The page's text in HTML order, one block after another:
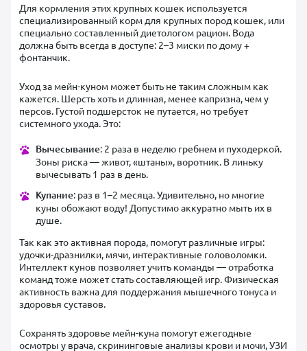
Для кормления этих крупных кошек используется
специализированный корм для крупных пород кошек, или
специально составленный диетологом рацион. Вода
должна быть всегда в доступе: 2–3 миски по дому +
фонтанчик.
Уход за мейн-куном может быть не таким сложным как
кажется. Шерсть хоть и длинная, менее капризна, чем у
персов. Густой подшерсток не путается, но требует
системного ухода. Это:
Вычесывание: 2 раза в неделю гребнем и пуходеркой.
Зоны риска — живот, «штаны», воротник. В линьку
вычесывать 1 раз в день.
Купание: раз в 1–2 месяца. Удивительно, но многие
куны обожают воду! Допустимо аккуратно мыть их в
душе.
Так как это активная порода, помогут различные игры:
удочки-дразнилки, мячи, интерактивные головоломки.
Интеллект кунов позволяет учить команды — отработка
команд тоже может стать составляющей игр. Физическая
активность важна для поддержания мышечного тонуса и
здоровья суставов.
Сохранять здоровье мейн-куна помогут ежегодные
осмотры у врача, скрининговые анализы крови и мочи, УЗИ